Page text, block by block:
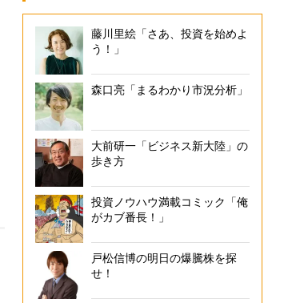
藤川里絵「さあ、投資を始めよ
う！」
森口亮「まるわかり市況分析」
大前研一「ビジネス新大陸」の
歩き方
投資ノウハウ満載コミック「俺
がカブ番長！」
戸松信博の明日の爆騰株を探
せ！